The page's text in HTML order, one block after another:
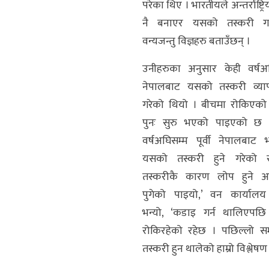
परेका थिए । भारतीयले
नै बनाएर यसको तस्करी
वन्यजन्तु विज्ञहरु बताउँछन् ।
उनीहरुका अनुसार केही
नेपालबाट यसको तस्करी
गरेको थियो । बीचमा
पुनः सुरु भएको पाइएको छ
वर्षअघिसम्म पूर्वी नेपालबाट
यसको तस्करी हुने गरेको
तस्करीकै कारण लोप हुने
पुगेको पाइयो,’ वन
भन्यो, ‘कडाइ गर्न
रोकिरहेको रहेछ । पछिल्लो
तस्करी हुन थालेको हाम्रो